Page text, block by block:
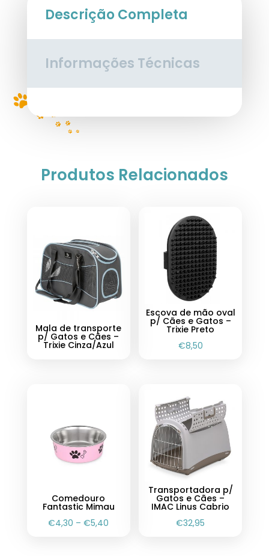
Descrição Completa
Informações Técnicas
Produtos Relacionados
Mala de transporte
p/ Gatos e Cães –
Trixie Cinza/Azul
Escova de mão oval
p/ Cães e Gatos –
Trixie Preto
€8,50
Comedouro
Fantastic Mimau
€4,30 –€5,40
Transportadora p/
Gatos e Cães –
IMAC Linus Cabrio
€32,95